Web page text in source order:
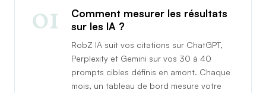
01
Comment mesurer les résultats
sur les IA ?
RobZ IA suit vos citations sur ChatGPT,
Perplexity et Gemini sur vos 30 à 40
prompts cibles définis en amont. Chaque
mois, un tableau de bord mesure votre